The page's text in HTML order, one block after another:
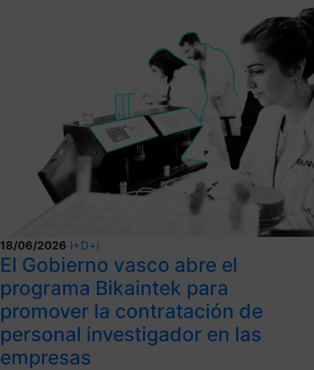
18/06/2026 I+D+i
El Gobierno vasco abre el
programa Bikaintek para
promover la contratación de
personal investigador en las
empresas